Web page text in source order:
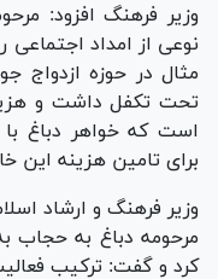
وزیر فرهنگ افزود:
نوعی از امداد اجتماعی
مثال در حوزه ازدواج
تحت تکفل داشت و
است که خواهر دباغ با
برای تامین هزینه این
وزیر فرهنگ و ارشاد
مرحومه دباغ به حجاب
کرد و گفت: ترکیب